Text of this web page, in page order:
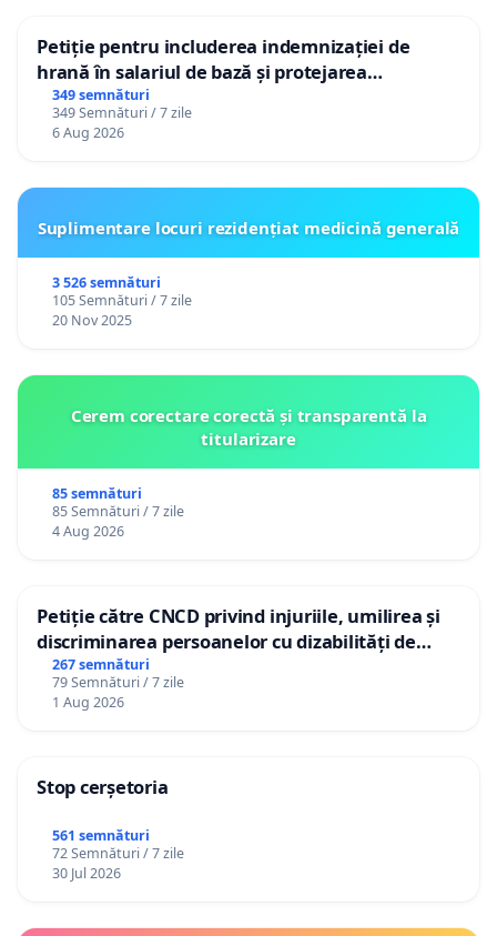
Petiție pentru includerea indemnizației de
hrană în salariul de bază și protejarea
gradațiilor de vechime pentru asistenții
personali
349 semnături
349 Semnături / 7 zile
6 Aug 2026
Suplimentare locuri rezidențiat medicină generală
3 526 semnături
105 Semnături / 7 zile
20 Nov 2025
Cerem corectare corectă și transparentă la
titularizare
85 semnături
85 Semnături / 7 zile
4 Aug 2026
Petiție către CNCD privind injuriile, umilirea și
discriminarea persoanelor cu dizabilități de
către utilizatorul TikTok „Gorici”
267 semnături
79 Semnături / 7 zile
1 Aug 2026
Stop cerșetoria
561 semnături
72 Semnături / 7 zile
30 Jul 2026